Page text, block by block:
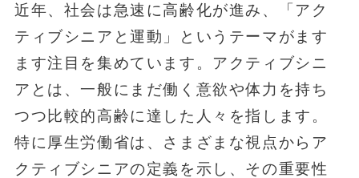
近年、社会は急速に高齢化が進み、「アク
ティブシニアと運動」というテーマがます
ます注目を集めています。アクティブシニ
アとは、一般にまだ働く意欲や体力を持ち
つつ比較的高齢に達した人々を指します。
特に厚生労働省は、さまざまな視点からア
クティブシニアの定義を示し、その重要性